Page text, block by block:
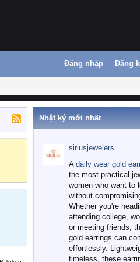
Đăng nhập Đăng
Nhật ký mới nhất
siriusjewelers
A daily wear gold
the most practical
women who want to
without
Whether you're
attending college,
or meeting friends,
gold earrings can
effortlessly.
timeless, these